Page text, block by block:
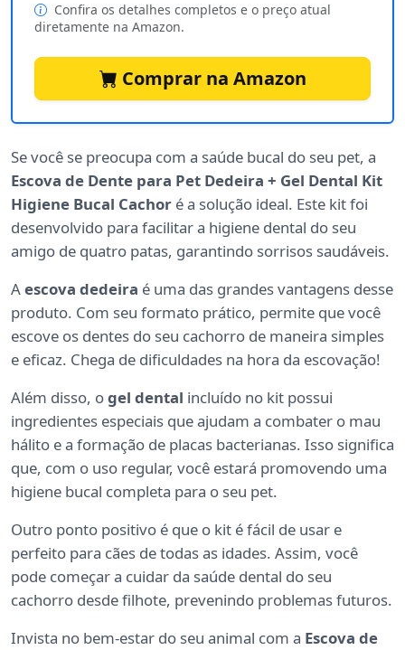
Confira os detalhes completos e o preço atual
diretamente na Amazon.
Comprar na Amazon
Se você se preocupa com a saúde bucal do seu pet, a
Escova de Dente para Pet Dedeira + Gel Dental Kit
Higiene Bucal Cachor é a solução ideal. Este kit foi
desenvolvido para facilitar a higiene dental do seu
amigo de quatro patas, garantindo sorrisos saudáveis.
Aescova dedeira é uma das grandes vantagens desse
produto. Com seu formato prático, permite que você
escove os dentes do seu cachorro de maneira simples
e eficaz. Chega de dificuldades na hora da escovação!
Além disso, ogel dental incluído no kit possui
ingredientes especiais que ajudam a combater o mau
hálito e a formação de placas bacterianas. Isso significa
que, com o uso regular, você estará promovendo uma
higiene bucal completa para o seu pet.
Outro ponto positivo é que o kit é fácil de usar e
perfeito para cães de todas as idades. Assim, você
pode começar a cuidar da saúde dental do seu
cachorro desde filhote, prevenindo problemas futuros.
Invista no bem-estar do seu animal com a Escova de